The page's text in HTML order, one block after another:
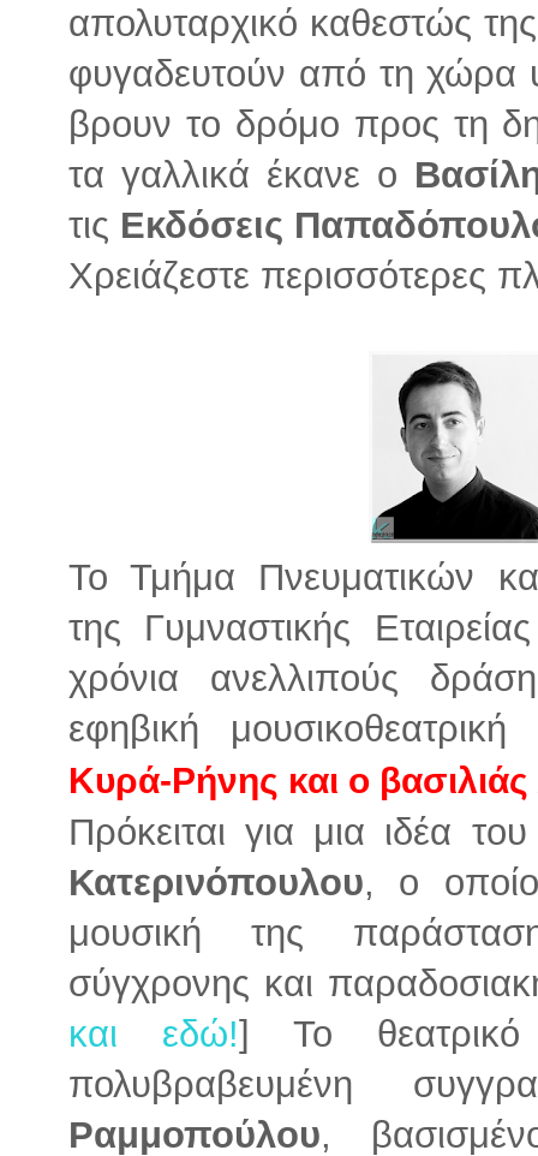
απολυταρχικό καθεστώς
φυγαδευτούν από τη χώρα
βρουν το δρόμο προς τη
τα γαλλικά έκανε ο
τις Εκδόσεις
Χρειάζεστε περισσότερες
Το Τμήμα Πνευματικών
της Γυμναστικής
χρόνια ανελλιπούς
εφηβική
Κυρά-Ρήνης και ο
Πρόκειται για μια ιδέα
Κατερινόπουλου, ο
μουσική της
σύγχρονης και
και εδώ!] Το
πολυβραβευμένη
Ραμμοπούλου,